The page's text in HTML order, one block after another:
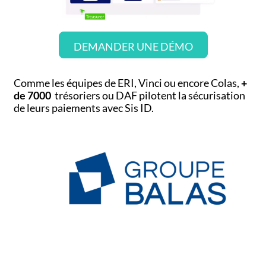
DEMANDER UNE DÉMO
Comme les équipes de ERI, Vinci ou encore Colas,+
de 7000 trésoriers ou DAF pilotent la sécurisation
de leurs paiements avec Sis ID.